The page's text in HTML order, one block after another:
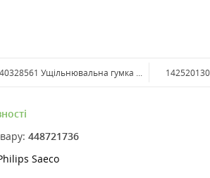
140328561 Ущільнювальна гумка на кран
448721736
Saeco